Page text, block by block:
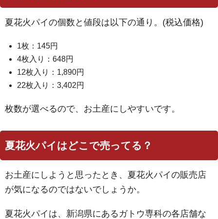
夏花火パイの個数と値段は以下の通り。(税込価格)
1枚：145円
4枚入り：648円
12枚入り：1,890円
22枚入り：3,402円
枚数が選べるので、お土産にしやすいです。
夏花火パイはどこで売ってる？
お土産にしようと思ったとき、夏花火パイの販売店
が気になるのではないでしょうか。
夏花火パイは、新潟県にあるガトウ専科の各店舗な